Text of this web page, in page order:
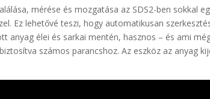
mérése és mozgatása az SDS2-ben sokkal
Ez lehetővé teszi, hogy automatikusan
anyag élei és sarkai mentén, hasznos – és ami
számos parancshoz. Az eszköz az anyag